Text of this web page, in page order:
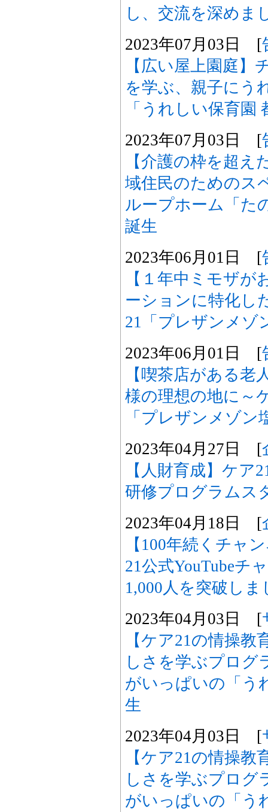
し、交流を深めま
2023年07月03日 [
【広い屋上園庭
を学ぶ、親子にう
「うれしい保育園
2023年07月03日 [
【介護の枠を超え
域住民のためのス
ループホーム「た
誕生
2023年06月01日 [
【１年中ミモザ
ーションに特化
21「プレザンメゾ
2023年06月01日 [
【喫茶店がある老
様の理想の地に～
「プレザンメゾン
2023年04月27日 [
【人財育成】ケア
研修プログラムス
2023年04月18日 [
【100年続くチャ
21公式YouTubeチ
1,000人を突破しま
2023年04月03日 [
【ケア21の情操
しさを学ぶプログ
がいっぱいの「う
生
2023年04月03日 [
【ケア21の情操
しさを学ぶプログ
がいっぱいの「う